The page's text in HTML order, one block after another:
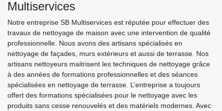
Multiservices
Notre entreprise SB Multiservices est réputée pour effectuer des
travaux de nettoyage de maison avec une intervention de qualité
professionnelle. Nous avons des artisans spécialisés en
nettoyage de façades, murs extérieurs et aussi de terrasse. Nos
artisans nettoyeurs maitrisent les techniques de nettoyage grâce
à des années de formations professionnelles et des séances
spécialisées en nettoyage de terrasse. L’entreprise a toujours
offert des formations spécialisées pour le nettoyage avec les
produits sans cesse renouvelés et des matériels modernes. Avec